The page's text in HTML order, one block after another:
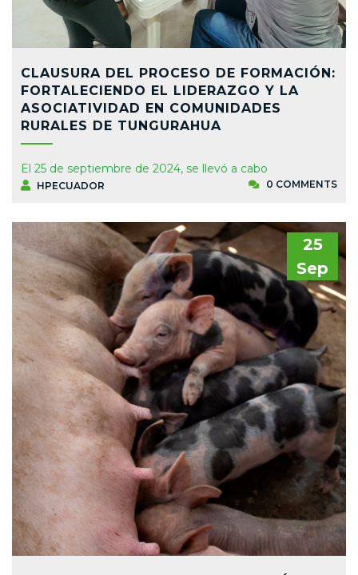
CLAUSURA DEL PROCESO DE FORMACIÓN:
FORTALECIENDO EL LIDERAZGO Y LA
ASOCIATIVIDAD EN COMUNIDADES
RURALES DE TUNGURAHUA
El 25 de septiembre de 2024, se llevó a cabo
HPECUADOR 0 COMMENTS
25
Sep